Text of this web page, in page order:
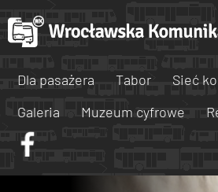
Dla pasażera Tabor
Sieć
Galeria
Muzeum cyfrowe